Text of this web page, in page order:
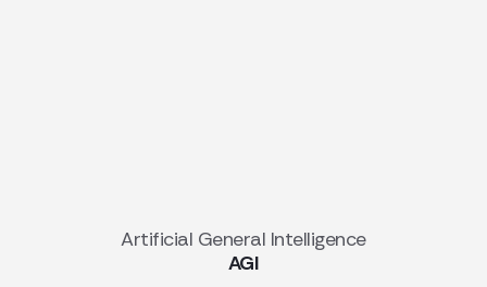
Artificial General Intelligence
AGI